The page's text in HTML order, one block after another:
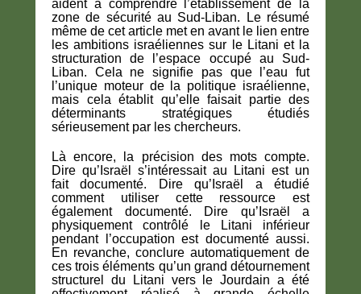
aident à comprendre l’établissement de la
zone de sécurité au Sud-Liban. Le résumé
même de cet article met en avant le lien entre
les ambitions israéliennes sur le Litani et la
structuration de l’espace occupé au Sud-
Liban. Cela ne signifie pas que l’eau fut
l’unique moteur de la politique israélienne,
mais cela établit qu’elle faisait partie des
déterminants stratégiques étudiés
sérieusement par les chercheurs.
Là encore, la précision des mots compte.
Dire qu’Israël s’intéressait au Litani est un
fait documenté. Dire qu’Israël a étudié
comment utiliser cette ressource est
également documenté. Dire qu’Israël a
physiquement contrôlé le Litani inférieur
pendant l’occupation est documenté aussi.
En revanche, conclure automatiquement de
ces trois éléments qu’un grand détournement
structurel du Litani vers le Jourdain a été